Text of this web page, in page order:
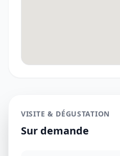
VISITE & DÉGUSTATION
Sur demande